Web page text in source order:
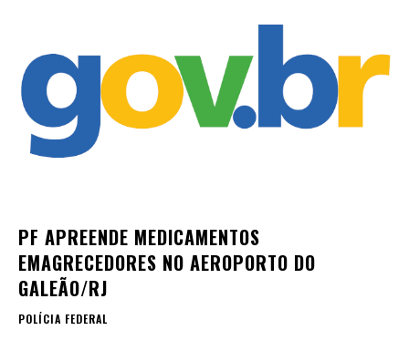
PF APREENDE MEDICAMENTOS
EMAGRECEDORES NO AEROPORTO DO
GALEÃO/RJ
POLÍCIA FEDERAL